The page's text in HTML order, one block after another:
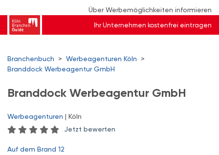
Über Werbemöglichkeiten informieren
Ihr Unternehmen kostenfrei eintragen
Branchenbuch > Werbeagenturen Köln
>
Branddock Werbeagentur GmbH
Branddock Werbeagentur GmbH
Werbeagenturen | Köln
Jetzt bewerten
Auf dem Brand 12